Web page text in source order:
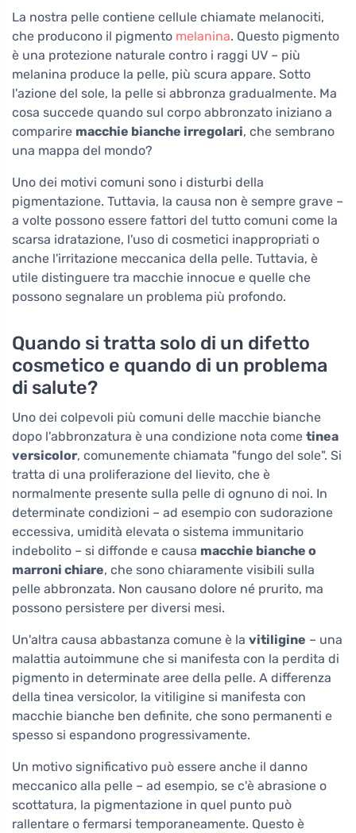
La nostra pelle contiene cellule chiamate melanociti,
che producono il pigmento melanina. Questo pigmento
è una protezione naturale contro i raggi UV – più
melanina produce la pelle, più scura appare. Sotto
l'azione del sole, la pelle si abbronza gradualmente. Ma
cosa succede quando sul corpo abbronzato iniziano a
comparire macchie bianche irregolari, che sembrano
una mappa del mondo?
Uno dei motivi comuni sono i disturbi della
pigmentazione. Tuttavia, la causa non è sempre grave –
a volte possono essere fattori del tutto comuni come la
scarsa idratazione, l'uso di cosmetici inappropriati o
anche l'irritazione meccanica della pelle. Tuttavia, è
utile distinguere tra macchie innocue e quelle che
possono segnalare un problema più profondo.
Quando si tratta solo di un difetto
cosmetico e quando di un problema
di salute?
Uno dei colpevoli più comuni delle macchie bianche
dopo l'abbronzatura è una condizione nota come tinea
versicolor, comunemente chiamata "fungo del sole". Si
tratta di una proliferazione del lievito, che è
normalmente presente sulla pelle di ognuno di noi. In
determinate condizioni – ad esempio con sudorazione
eccessiva, umidità elevata o sistema immunitario
indebolito – si diffonde e causa macchie bianche o
marroni chiare, che sono chiaramente visibili sulla
pelle abbronzata. Non causano dolore né prurito, ma
possono persistere per diversi mesi.
Un'altra causa abbastanza comune è la vitiligine – una
malattia autoimmune che si manifesta con la perdita di
pigmento in determinate aree della pelle. A differenza
della tinea versicolor, la vitiligine si manifesta con
macchie bianche ben definite, che sono permanenti e
spesso si espandono progressivamente.
Un motivo significativo può essere anche il danno
meccanico alla pelle – ad esempio, se c'è abrasione o
scottatura, la pigmentazione in quel punto può
rallentare o fermarsi temporaneamente. Questo è